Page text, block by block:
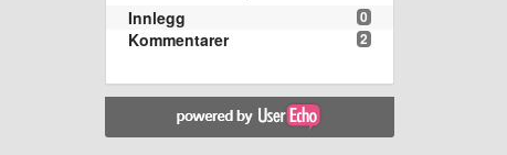
0
Innlegg
2
Kommentarer